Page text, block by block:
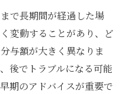
で長期間が経過した場
変動することがあり、ど
与額が大きく異なりま
後でトラブルになる可能
期のアドバイスが重要で